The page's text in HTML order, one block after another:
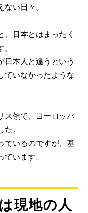
い日々。
日本とはまったく
日本人と違うという
ていなかったような
ス領で、ヨーロッパ
。
ているのですが、基
います。
現地の人